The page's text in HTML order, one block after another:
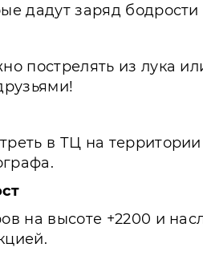
дадут заряд
пострелять из лука
в ТЦ на
на высоте +2200 и